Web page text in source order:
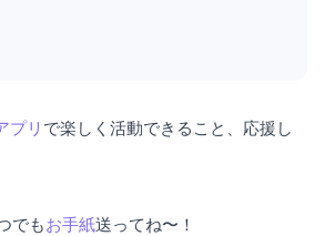
プリ で楽しく活動できること、応援し
でもお手紙送ってね〜！